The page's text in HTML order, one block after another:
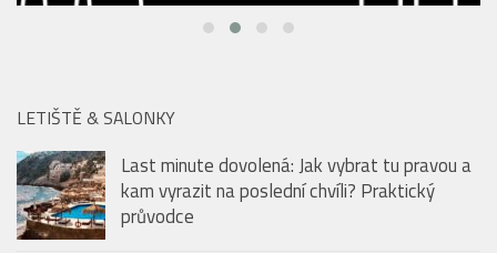
LETIŠTĚ & SALONKY
Last minute dovolená: Jak vybrat tu pravou a
kam vyrazit na poslední chvíli? Praktický
průvodce